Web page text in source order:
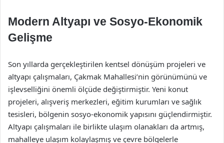
Modern Altyapı ve Sosyo-Ekonomik
Gelişme
Son yıllarda gerçekleştirilen kentsel dönüşüm projeleri ve
altyapı çalışmaları, Çakmak Mahallesi’nin görünümünü ve
işlevselliğini önemli ölçüde değiştirmiştir. Yeni konut
projeleri, alışveriş merkezleri, eğitim kurumları ve sağlık
tesisleri, bölgenin sosyo-ekonomik yapısını güçlendirmiştir.
Altyapı çalışmaları ile birlikte ulaşım olanakları da artmış,
mahalleye ulaşım kolaylaşmış ve çevre bölgelerle